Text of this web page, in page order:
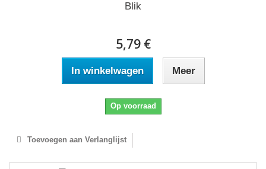
Blik
5,79 €
In winkelwagen Meer
Op voorraad
Toevoegen aan Verlanglijst